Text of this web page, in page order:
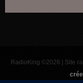
RadioKing ©2026 | Site